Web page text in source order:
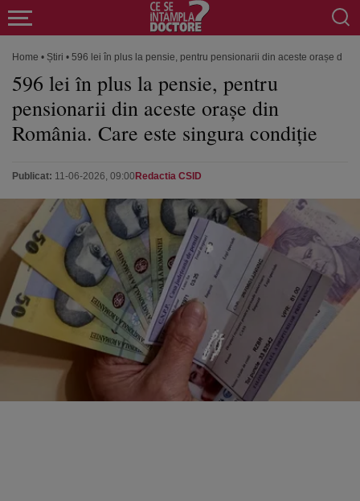
Home • Știri • 596 lei în plus la pensie, pentru pensionarii din aceste orașe din
596 lei în plus la pensie, pentru
pensionarii din aceste orașe din
România. Care este singura condiție
Publicat: 11-06-2026, 09:00 Redactia CSID